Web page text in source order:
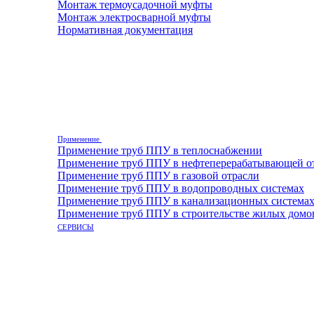
Монтаж термоусадочной муфты
Монтаж электросварной муфты
Нормативная документация
Применение
Применение труб ППУ в теплоснабжении
Применение труб ППУ в нефтеперерабатывающей
Применение труб ППУ в газовой отрасли
Применение труб ППУ в водопроводных системах
Применение труб ППУ в канализационных системах
Применение труб ППУ в строительстве жилых
СЕРВИСЫ